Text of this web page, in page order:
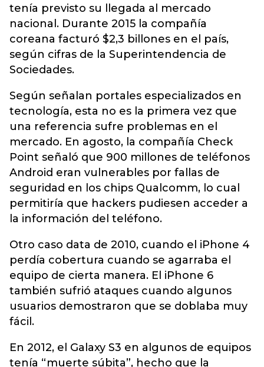
tenía previsto su llegada al mercado
nacional. Durante 2015 la compañía
coreana facturó $2,3 billones en el país,
según cifras de la Superintendencia de
Sociedades.
Según señalan portales especializados en
tecnología, esta no es la primera vez que
una referencia sufre problemas en el
mercado. En agosto, la compañía Check
Point señaló que 900 millones de teléfonos
Android eran vulnerables por fallas de
seguridad en los chips Qualcomm, lo cual
permitiría que hackers pudiesen acceder a
la información del teléfono.
Otro caso data de 2010, cuando el iPhone 4
perdía cobertura cuando se agarraba el
equipo de cierta manera. El iPhone 6
también sufrió ataques cuando algunos
usuarios demostraron que se doblaba muy
fácil.
En 2012, el Galaxy S3 en algunos de equipos
tenía “muerte súbita”, hecho que la